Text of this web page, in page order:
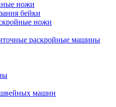
ножи
бейки
ножи
раскройные машины
машин